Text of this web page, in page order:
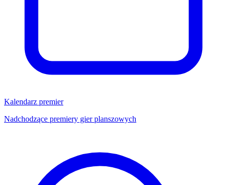
Kalendarz premier
Nadchodzące premiery gier planszowych